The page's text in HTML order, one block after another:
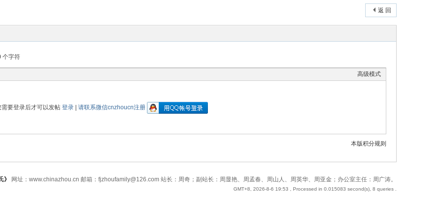
返 回
个字符
高级模式
需要登录后才可以发帖 登录 请联系微信cnzhoucn注册
本版积分规则
》 网址：www.chinazhou.cn 邮箱：fjzhoufamily@126.com 站长：周奇；副站长：周显艳、周孟春、周山人、周英华、周亚金；办公室主任：周广涛。
GMT+8, 2026-8-6 19:53 , Processed in 0.015083 second(s), 8 queries .